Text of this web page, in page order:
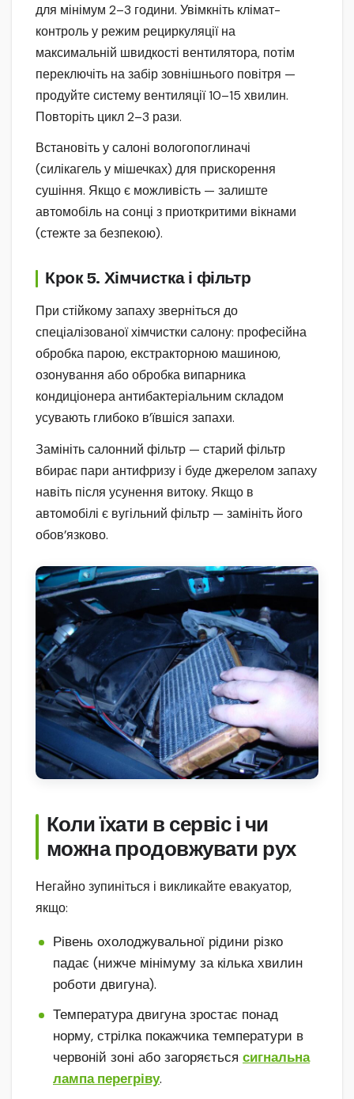
для мінімум 2–3 години. Увімкніть клімат-
контроль у режим рециркуляції на
максимальній швидкості вентилятора, потім
переключіть на забір зовнішнього повітря —
продуйте систему вентиляції 10–15 хвилин.
Повторіть цикл 2–3 рази.
Встановіть у салоні вологопоглиначі
(силікагель у мішечках) для прискорення
сушіння. Якщо є можливість — залиште
автомобіль на сонці з приоткритими вікнами
(стежте за безпекою).
Крок 5. Хімчистка і фільтр
При стійкому запаху зверніться до
спеціалізованої хімчистки салону: професійна
обробка парою, екстракторною машиною,
озонування або обробка випарника
кондиціонера антибактеріальним складом
усувають глибоко в’ївшіся запахи.
Замініть салонний фільтр — старий фільтр
вбирає пари антифризу і буде джерелом запаху
навіть після усунення витоку. Якщо в
автомобілі є вугільний фільтр — замініть його
обов’язково.
Коли їхати в сервіс і чи
можна продовжувати рух
Негайно зупиніться і викликайте евакуатор,
якщо:
Рівень охолоджувальної рідини різко
падає (нижче мінімуму за кілька хвилин
роботи двигуна).
Температура двигуна зростає понад
норму, стрілка покажчика температури в
червоній зоні або загоряється сигнальна
лампа перегріву.